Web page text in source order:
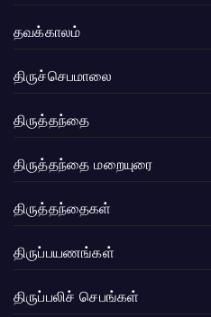
தவக்காலம்
திருச்செபமாலை
திருத்தந்தை
திருத்தந்தை மறையுரை
திருத்தந்தைகள்
திருப்பயணங்கள்
திருப்பலிச் செபங்கள்